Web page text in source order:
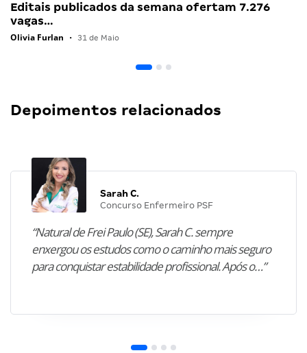
Editais publicados da semana ofertam 7.276
vagas…
Olivia Furlan • 31 de Maio
Depoimentos relacionados
Sarah C.
Concurso Enfermeiro PSF
“Natural de Frei Paulo (SE), Sarah C. sempre
enxergou os estudos como o caminho mais seguro
para conquistar estabilidade profissional. Após o…”